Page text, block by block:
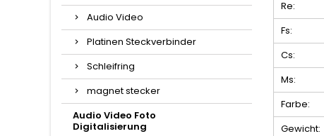
Audio Video
Platinen Steckverbinder
Schleifring
magnet stecker
Audio Video Foto
Digitalisierung
Re:
Fs:
Cs:
Ms:
Farbe:
Gewicht: